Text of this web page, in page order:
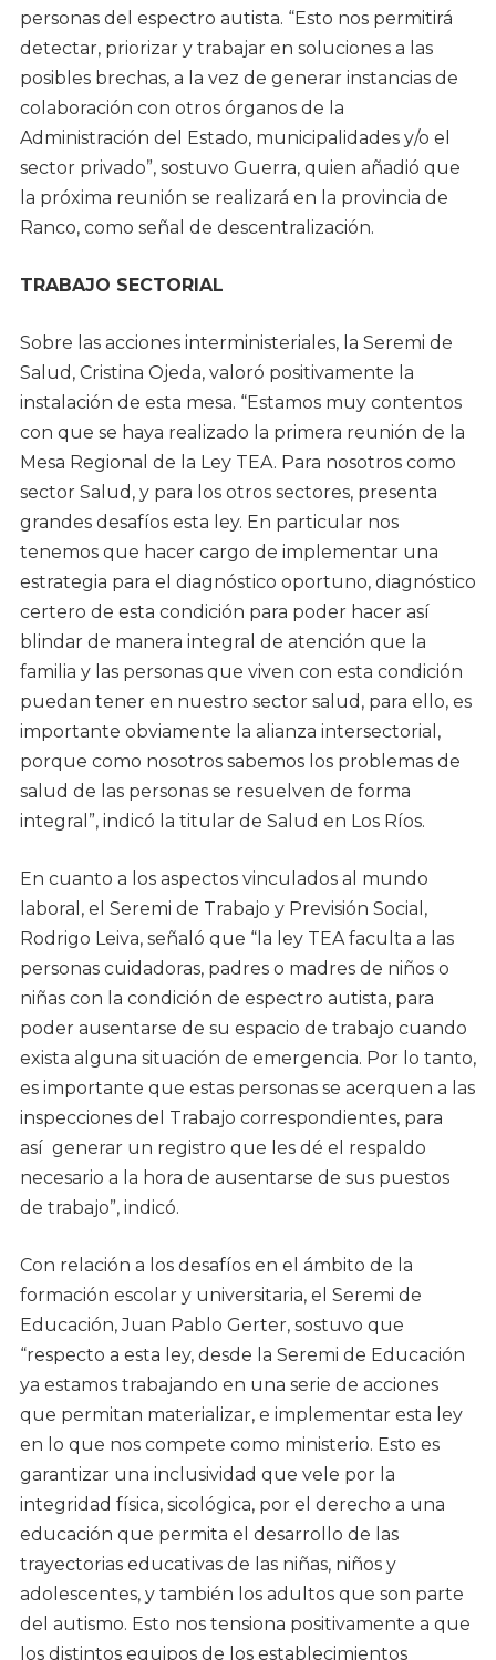
personas del espectro autista. “Esto nos permitirá
detectar, priorizar y trabajar en soluciones a las
posibles brechas, a la vez de generar instancias de
colaboración con otros órganos de la
Administración del Estado, municipalidades y/o el
sector privado”, sostuvo Guerra, quien añadió que
la próxima reunión se realizará en la provincia de
Ranco, como señal de descentralización.
TRABAJO SECTORIAL
Sobre las acciones interministeriales, la Seremi de
Salud, Cristina Ojeda, valoró positivamente la
instalación de esta mesa. “Estamos muy contentos
con que se haya realizado la primera reunión de la
Mesa Regional de la Ley TEA. Para nosotros como
sector Salud, y para los otros sectores, presenta
grandes desafíos esta ley. En particular nos
tenemos que hacer cargo de implementar una
estrategia para el diagnóstico oportuno, diagnóstico
certero de esta condición para poder hacer así
blindar de manera integral de atención que la
familia y las personas que viven con esta condición
puedan tener en nuestro sector salud, para ello, es
importante obviamente la alianza intersectorial,
porque como nosotros sabemos los problemas de
salud de las personas se resuelven de forma
integral”, indicó la titular de Salud en Los Ríos.
En cuanto a los aspectos vinculados al mundo
laboral, el Seremi de Trabajo y Previsión Social,
Rodrigo Leiva, señaló que “la ley TEA faculta a las
personas cuidadoras, padres o madres de niños o
niñas con la condición de espectro autista, para
poder ausentarse de su espacio de trabajo cuando
exista alguna situación de emergencia. Por lo tanto,
es importante que estas personas se acerquen a las
inspecciones del Trabajo correspondientes, para
así generar un registro que les dé el respaldo
necesario a la hora de ausentarse de sus puestos
de trabajo”, indicó.
Con relación a los desafíos en el ámbito de la
formación escolar y universitaria, el Seremi de
Educación, Juan Pablo Gerter, sostuvo que
“respecto a esta ley, desde la Seremi de Educación
ya estamos trabajando en una serie de acciones
que permitan materializar, e implementar esta ley
en lo que nos compete como ministerio. Esto es
garantizar una inclusividad que vele por la
integridad física, sicológica, por el derecho a una
educación que permita el desarrollo de las
trayectorias educativas de las niñas, niños y
adolescentes, y también los adultos que son parte
del autismo. Esto nos tensiona positivamente a que
los distintos equipos de los establecimientos